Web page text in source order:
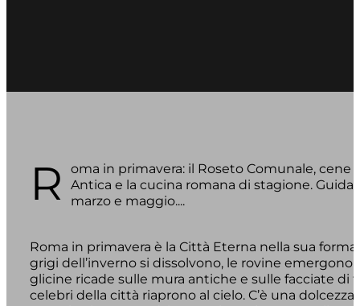
R
oma in primavera: il Roseto Comunale, cene
Antica e la cucina romana di stagione.
marzo e maggio....
Roma in primavera è la Città Eterna nella sua
grigi dell’inverno si dissolvono, le rovine emergono
glicine ricade sulle mura antiche e sulle facciate di
celebri della città riaprono al cielo. C’è una